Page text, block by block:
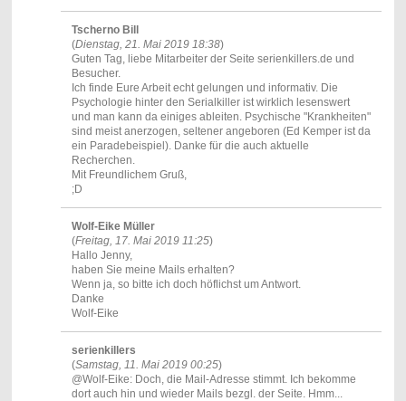
Tscherno Bill
(Dienstag, 21. Mai 2019 18:38)
Guten Tag, liebe Mitarbeiter der Seite serienkillers.de und
Besucher.
Ich finde Eure Arbeit echt gelungen und informativ. Die
Psychologie hinter den Serialkiller ist wirklich lesenswert
und man kann da einiges ableiten. Psychische "Krankheiten"
sind meist anerzogen, seltener angeboren (Ed Kemper ist da
ein Paradebeispiel). Danke für die auch aktuelle
Recherchen.
Mit Freundlichem Gruß,
;D
Wolf-Eike Müller
(Freitag, 17. Mai 2019 11:25)
Hallo Jenny,
haben Sie meine Mails erhalten?
Wenn ja, so bitte ich doch höflichst um Antwort.
Danke
Wolf-Eike
serienkillers
(Samstag, 11. Mai 2019 00:25)
@Wolf-Eike: Doch, die Mail-Adresse stimmt. Ich bekomme
dort auch hin und wieder Mails bezgl. der Seite. Hmm...